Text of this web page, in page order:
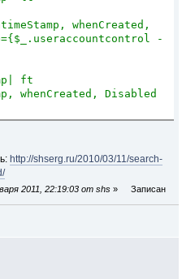
& "recompany.htm",
False ' учитывать
'
whenCreated,
-
ft
whenCreated, Disabled
http://shserg.ru/2010/03/11/search-
2011, 22:19:03 от shs » Записан